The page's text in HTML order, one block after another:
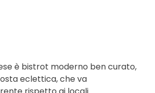
è bistrot moderno ben curato,
eclettica, che va